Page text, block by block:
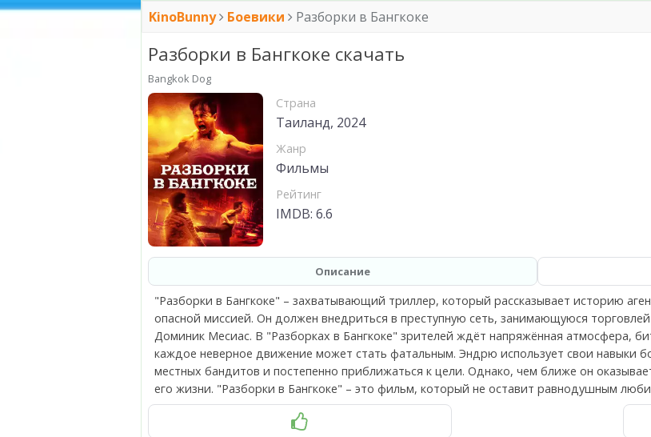
KinoBunny Боевики Разборки в Бангкоке
Разборки в Бангкоке скачать
Bangkok Dog
Страна
Таиланд, 2024
Жанр
Фильмы
Рейтинг
IMDB: 6.6
Описание
"Разборки в Бангкоке" – захватывающий триллер, который рассказывает историю
опасной миссией. Он должен внедриться в преступную сеть, занимающуюся
Доминик Месиас. В "Разборках в Бангкоке" зрителей ждёт напряжённая атмосфера,
каждое неверное движение может стать фатальным. Эндрю использует свои навыки
местных бандитов и постепенно приближаться к цели. Однако, чем ближе он
его жизни. "Разборки в Бангкоке" – это фильм, который не оставит равнодушным